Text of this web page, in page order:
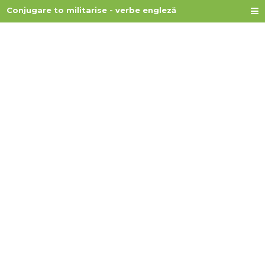
Conjugare to militarise - verbe engleză